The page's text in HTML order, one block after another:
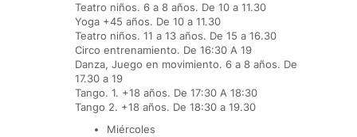
Teatro niños. 6 a 8 años. De 10 a 11.30
Yoga +45 años. De 10 a 11.30
Teatro niños. 11 a 13 años. De 15 a 16.30
Circo entrenamiento. De 16:30 A 19
Danza, Juego en movimiento. 6 a 8 años. De
17.30 a 19
Tango. 1. +18 años. De 17:30 A 18:30
Tango 2. +18 años. De 18:30 a 19.30
Miércoles